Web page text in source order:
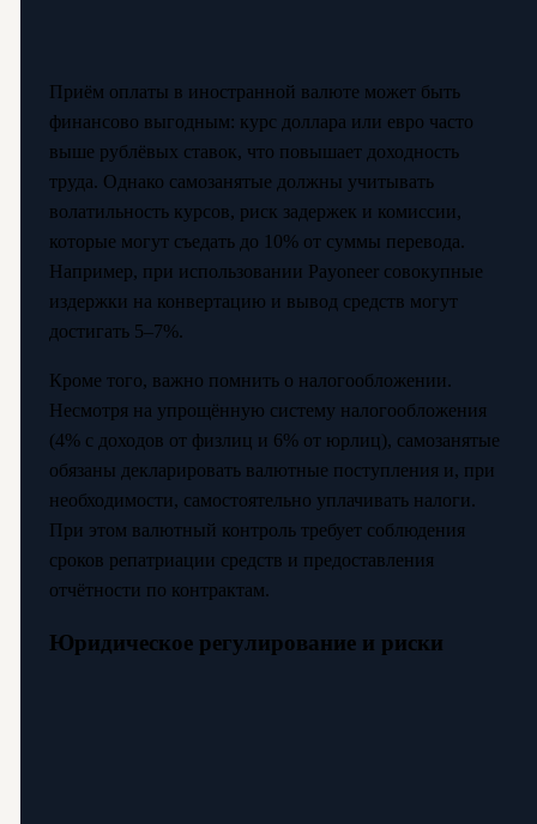
Приём оплаты в иностранной валюте может быть
финансово выгодным: курс доллара или евро часто
выше рублёвых ставок, что повышает доходность
труда. Однако самозанятые должны учитывать
волатильность курсов, риск задержек и комиссии,
которые могут съедать до 10% от суммы перевода.
Например, при использовании Payoneer совокупные
издержки на конвертацию и вывод средств могут
достигать 5–7%.
Кроме того, важно помнить о налогообложении.
Несмотря на упрощённую систему налогообложения
(4% с доходов от физлиц и 6% от юрлиц), самозанятые
обязаны декларировать валютные поступления и, при
необходимости, самостоятельно уплачивать налоги.
При этом валютный контроль требует соблюдения
сроков репатриации средств и предоставления
отчётности по контрактам.
Юридическое регулирование и риски